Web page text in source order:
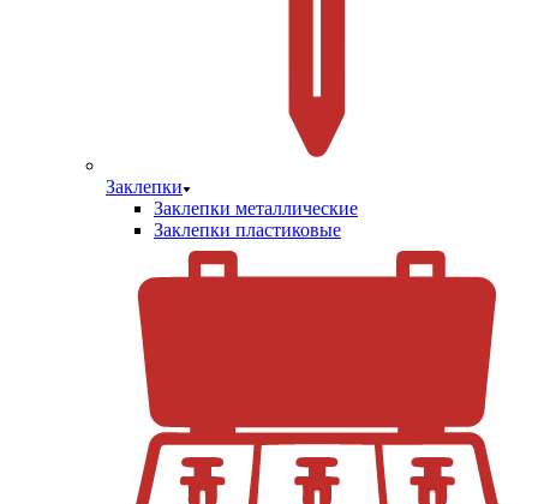
Заклепки
Заклепки металлические
Заклепки пластиковые